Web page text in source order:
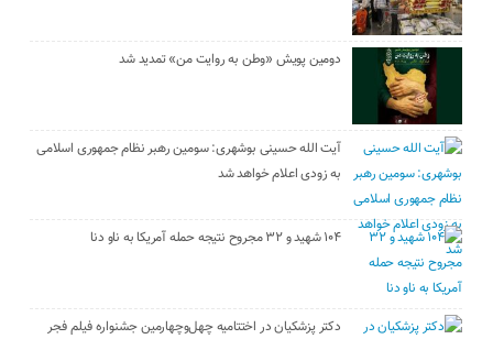
دومین پویش «وطن به روایت من» تمدید شد
آیت الله حسینی بوشهری: سومین رهبر نظام جمهوری اسلامی
به زودی اعلام خواهد شد
۱۰۴ شهید و ۳۲ مجروح نتیجه حمله آمریکا به ناو دنا
دکتر پزشکیان در اختتامیه چهل‌وچهارمین جشنواره فیلم فجر